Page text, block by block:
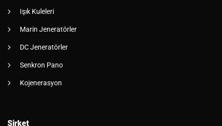
Işık Kuleleri
Marin Jeneratörler
DC Jeneratörler
Senkron Pano
Kojenerasyon
Şirket